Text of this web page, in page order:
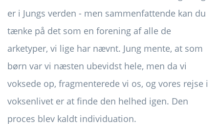
er i Jungs verden - men sammenfattende kan du
tænke på det som en forening af alle de
arketyper, vi lige har nævnt. Jung mente, at som
børn var vi næsten ubevidst hele, men da vi
voksede op, fragmenterede vi os, og vores rejse i
voksenlivet er at finde den helhed igen. Den
proces blev kaldt individuation.